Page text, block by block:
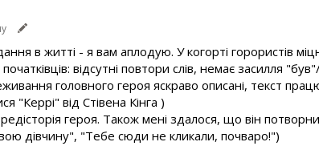
в житті - я вам аплодую. У когорті горористів
відсутні повтори слів, немає засилля
головного героя яскраво описані, текст
"Керрі" від Стівена Кінга )
героя. Також мені здалося, що він
дівчину", "Тебе сюди не кликали, почваро!")